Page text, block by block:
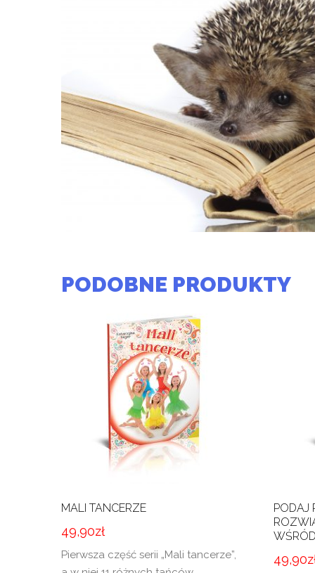
PODOBNE PRODUKTY
MALI TANCERZE
49,90zł
Pierwsza część serii „Mali tancerze”,
PODAJ
49,90